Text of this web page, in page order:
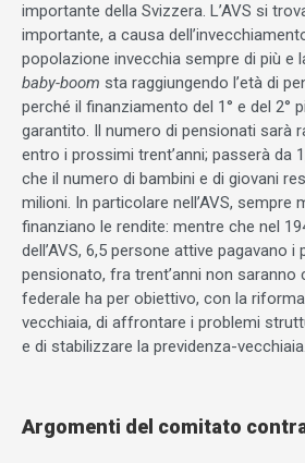
importante della Svizzera. L’AVS si
importante, a causa
popolazione invecchia sempre di più e
baby-boom sta raggiungendo l’età di
perché il finanziamento del 1° e del 2°
garantito. Il numero di pensionati sarà
entro i prossimi trent’anni; passerà da
che il numero di bambini e di giovani
milioni. In particolare nell’AVS, sempre
finanziano le rendite: mentre che nel
dell’AVS, 6,5 persone attive pagavano i
pensionato, fra trent’anni non saranno
federale ha per obiettivo, con la
vecchiaia, di affrontare i problemi
e di stabilizzare la previdenza-vecchiaia.
Argomenti del comitato